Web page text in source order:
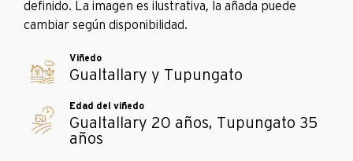
definido. La imagen es ilustrativa, la añada puede
cambiar según disponibilidad.
Gualtallary y Tupungato
Gualtallary 20 años, Tupungato 35
años